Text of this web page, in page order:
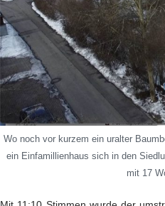
Wo noch vor kurzem ein uralter
ein Einfamillienhaus sich in den
mit 17